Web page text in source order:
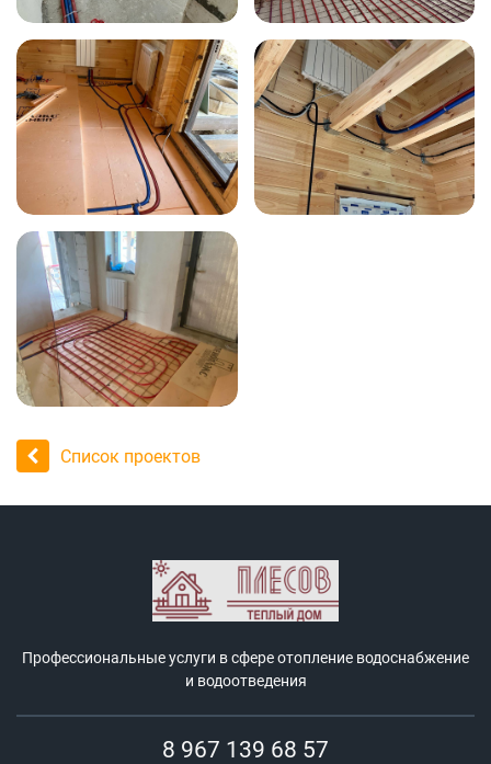
Список проектов
Профессиональные услуги в сфере отопление водоснабжение
и водоотведения
8 967 139 68 57